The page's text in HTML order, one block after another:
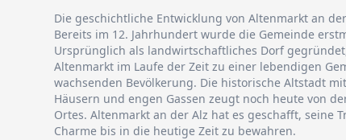
Die geschichtliche Entwicklung von Altenmarkt an
Bereits im 12. Jahrhundert wurde die Gemeinde
Ursprünglich als landwirtschaftliches Dorf
Altenmarkt im Laufe der Zeit zu einer lebendigen
wachsenden Bevölkerung. Die historische Altstadt
Häusern und engen Gassen zeugt noch heute von
Ortes. Altenmarkt an der Alz hat es geschafft, seine
Charme bis in die heutige Zeit zu bewahren.